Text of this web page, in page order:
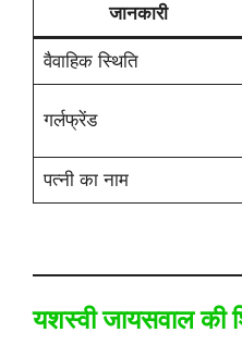
जानकारी
वैवाहिक स्थिति
गर्लफ्रेंड
पत्नी का नाम
यशस्वी जायसवाल की